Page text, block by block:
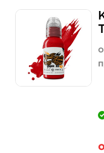
Количество
1